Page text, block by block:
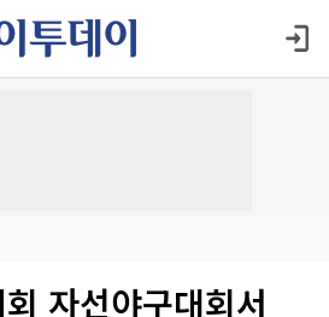
자선야구대회서